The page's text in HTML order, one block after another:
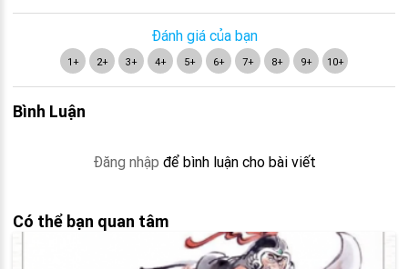
Đánh giá của bạn
1+ 2+ 3+ 4+ 5+ 6+ 7+ 8+ 9+ 10+
Bình Luận
Đăng nhập để bình luận cho bài viết
Có thể bạn quan tâm